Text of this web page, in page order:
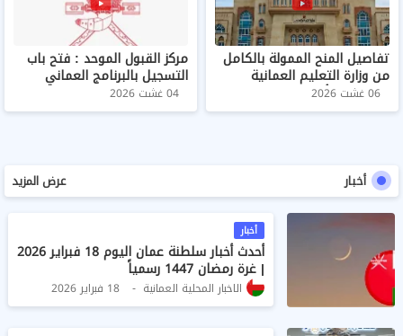
تفاصيل المنح الممولة بالكامل
من وزارة التعليم العمانية
والسفارة الأمريكية
(2027/2028)
06 غشت 2026
مركز القبول الموحد : فتح باب
التسجيل بالبرنامج العماني
للتعاون الثقافي والعلمي
04 غشت 2026
أخبار عرض المزيد
أخبار
أحدث أخبار سلطنة عمان اليوم 18 فبراير 2026
| غرة رمضان 1447 رسمياً
الاخبار المحلية العمانية 18 فبراير 2026